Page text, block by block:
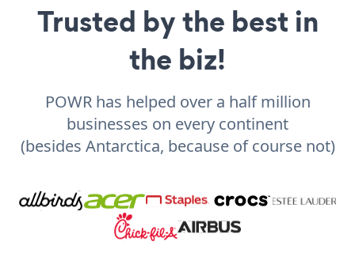
Trusted by the best in
the biz!
POWR has helped over a half million
businesses on every continent
(besides Antarctica, because of course not)